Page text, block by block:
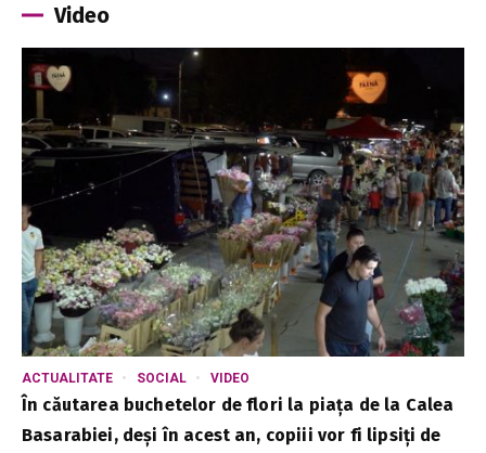
Video
ACTUALITATE SOCIAL VIDEO
În căutarea buchetelor de flori la piața de la Calea
Basarabiei, deși în acest an, copiii vor fi lipsiți de